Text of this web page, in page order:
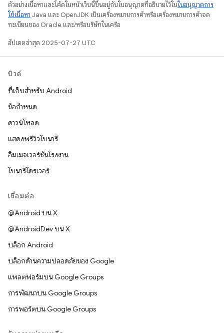
ตัวอย่างเนื้อหาและโค้ดในหน้าเว็บนี้ขึ้นอยู่กับใบอนุญาตที่อธิบายไว้ในใบอนุญาตการ
ใช้เนื้อหา Java และ OpenJDK เป็นเครื่องหมายการค้าหรือเครื่องหมายการค้าจด
ทะเบียนของ Oracle และ/หรือบริษัทในเครือ
อัปเดตล่าสุด 2025-07-27 UTC
บิวด์
ที่เก็บสำหรับ Android
ข้อกำหนด
ดาวน์โหลด
แสดงพรีวิวไบนารี
อิมเมจเวอร์ชันโรงงาน
ไบนารีไดรเวอร์
เชื่อมต่อ
@Android บน X
@AndroidDev บน X
บล็อก Android
บล็อกด้านความปลอดภัยของ Google
แพลตฟอร์มบน Google Groups
การพัฒนาบน Google Groups
การพอร์ตบน Google Groups